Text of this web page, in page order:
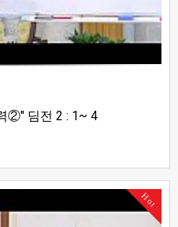
②" 딤전 2 : 1~ 4
Hot